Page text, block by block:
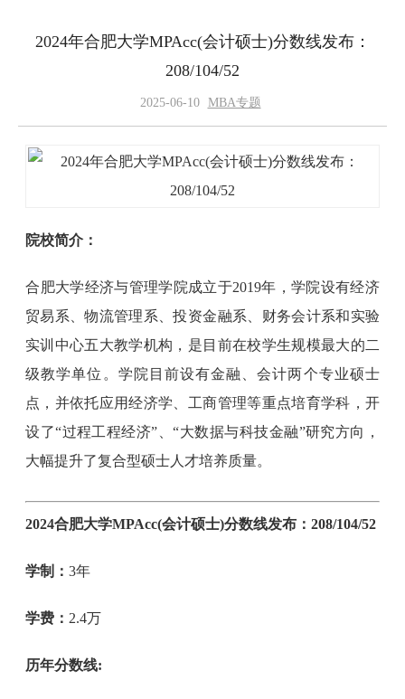
2024年合肥大学MPAcc(会计硕士)分数线发布：
208/104/52
2025-06-10 MBA专题
院校简介：
合肥大学经济与管理学院成立于2019年，学院设有经济
贸易系、物流管理系、投资金融系、财务会计系和实验
实训中心五大教学机构，是目前在校学生规模最大的二
级教学单位。学院目前设有金融、会计两个专业硕士
点，并依托应用经济学、工商管理等重点培育学科，开
设了“过程工程经济”、“大数据与科技金融”研究方向，
大幅提升了复合型硕士人才培养质量。
2024合肥大学MPAcc(会计硕士)分数线发布：208/104/52
学制：3年
学费： 2.4万
历年分数线: